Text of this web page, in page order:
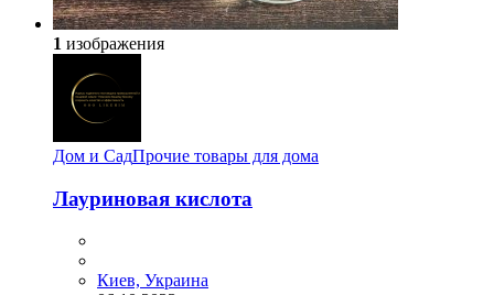
1 изображения
Дом и СадПрочие товары для дома
Лауриновая кислота
Киев, Украина